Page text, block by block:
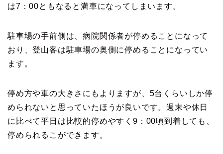
は7：00ともなると満車になってしまいます。
駐車場の手前側は、病院関係者が停めることになって
おり、登山客は駐車場の奥側に停めることになってい
ます。
停め方や車の大きさにもよりますが、5台くらいしか停
められないと思っていたほうが良いです。週末や休日
に比べて平日は比較的停めやすく9：00頃到着しても、
停められるこができます。